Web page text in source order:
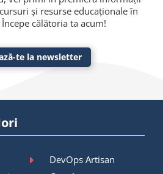
și resurse educaționale în
călătoria ta acum!
te la newsletter
DevOps Artisan